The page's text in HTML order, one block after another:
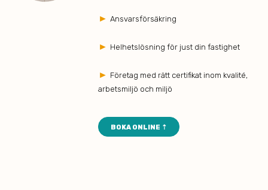
►Ansvarsförsäkring
► Helhetslösning för just din fastighet
► Företag med rätt certifikat inom kvalité,
arbetsmiljö och miljö
BOKA ONLINE ⇡